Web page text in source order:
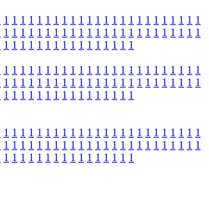
1 1 1 1 1 1 1 1 1 1 1 1 1 1 1 1 1 1 1 1 1 1 1 1
1 1 1 1 1 1 1 1 1 1 1 1 1 1 1 1 1 1 1 1 1 1 1 1
1 1 1 1 1 1 1 1 1 1 1 1 1 1 1 1
1 1 1 1 1 1 1 1 1 1 1 1 1 1 1 1 1 1 1 1 1 1 1 1
1 1 1 1 1 1 1 1 1 1 1 1 1 1 1 1 1 1 1 1 1 1 1 1
1 1 1 1 1 1 1 1 1 1 1 1 1 1 1 1
1 1 1 1 1 1 1 1 1 1 1 1 1 1 1 1 1 1 1 1 1 1 1 1
1 1 1 1 1 1 1 1 1 1 1 1 1 1 1 1 1 1 1 1 1 1 1 1
1 1 1 1 1 1 1 1 1 1 1 1 1 1 1 1